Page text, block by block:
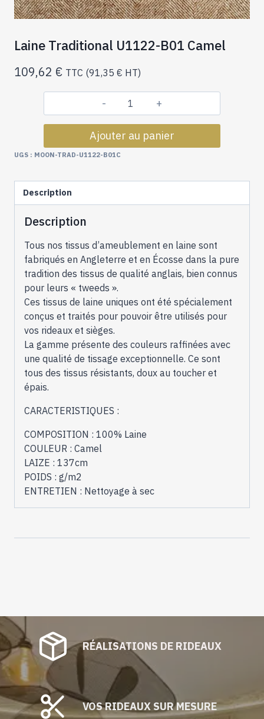
Laine Traditional U1122-B01 Camel
109,62 € TTC (91,35 € HT)
quantité
de
Laine
B01
Ajouter au panier
UGS : MOON-TRAD-U1122-B01C
Description
Description
Tous nos tissus d’ameublement en laine sont
fabriqués en Angleterre et en Écosse dans la pure
tradition des tissus de qualité anglais, bien connus
pour leurs « tweeds ».
Ces tissus de laine uniques ont été spécialement
conçus et traités pour pouvoir être utilisés pour
vos rideaux et sièges.
La gamme présente des couleurs raffinées avec
une qualité de tissage exceptionnelle. Ce sont
tous des tissus résistants, doux au toucher et
épais.
CARACTERISTIQUES :
COMPOSITION : 100% Laine
COULEUR : Camel
LAIZE : 137cm
POIDS : g/m2
ENTRETIEN : Nettoyage à sec
RÉALISATIONS DE RIDEAUX
VOS RIDEAUX SUR MESURE